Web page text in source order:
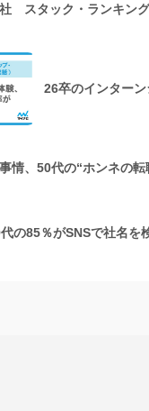
スタック・ランキング
26卒のインター
情、50代の“ホンネの
の85％がSNSで社名を